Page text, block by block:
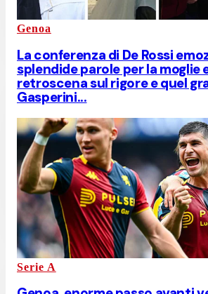
Genoa
La conferenza di De Rossi
splendide parole per la moglie
retroscena sul rigore e quel
Gasperini...
Serie A